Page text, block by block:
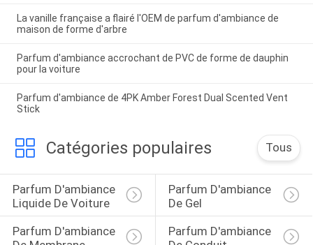
La vanille française a flairé l'OEM de parfum d'ambiance de
maison de forme d'arbre
Parfum d'ambiance accrochant de PVC de forme de dauphin
pour la voiture
Parfum d'ambiance de 4PK Amber Forest Dual Scented Vent
Stick
Catégories populaires Tous
Parfum D'ambiance
Liquide De Voiture
Parfum D'ambiance
De Gel
Parfum D'ambiance
Parfum D'ambiance